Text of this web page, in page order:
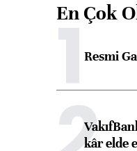
En Çok
1Resmi
kâr elde